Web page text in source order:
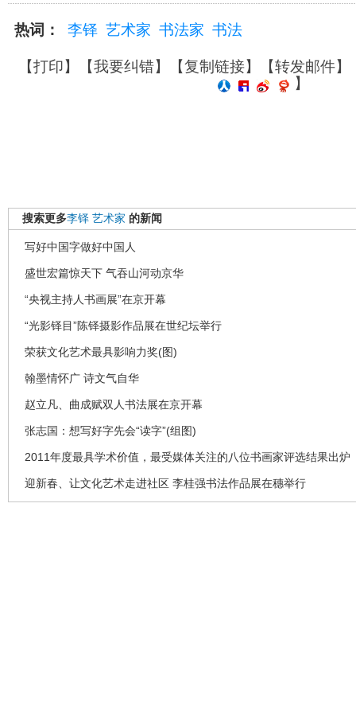
热词： 李铎 艺术家 书法家 书法
【打印】【我要纠错】【复制链接】【转发邮件】
】
搜索更多李铎 艺术家 的新闻
写好中国字做好中国人
盛世宏篇惊天下 气吞山河动京华
“央视主持人书画展”在京开幕
“光影铎目”陈铎摄影作品展在世纪坛举行
荣获文化艺术最具影响力奖(图)
翰墨情怀广 诗文气自华
赵立凡、曲成赋双人书法展在京开幕
张志国：想写好字先会“读字”(组图)
2011年度最具学术价值，最受媒体关注的八位书画家评选结果出炉
迎新春、让文化艺术走进社区 李桂强书法作品展在穗举行